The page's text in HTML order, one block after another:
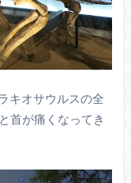
キオサウルスの全
首が痛くなってき